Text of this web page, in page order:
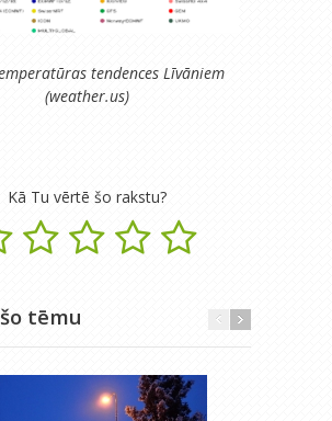
tendences Līvāniem
(weather.us)
Kā Tu vērtē šo rakstu?
tēmu